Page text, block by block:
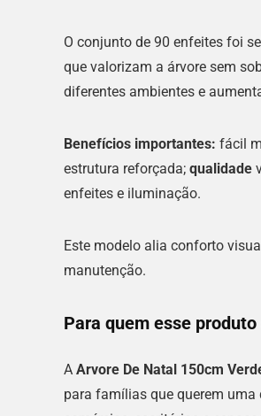
O conjunto de 90 enfeites foi
que valorizam a árvore sem
diferentes ambientes e
Benefícios importantes: fácil
estrutura reforçada; qualidade
enfeites e iluminação.
Este modelo alia conforto
manutenção.
Para quem esse produto
A Arvore De Natal 150cm
para famílias que querem uma